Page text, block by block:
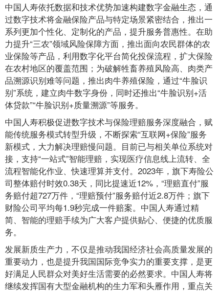
中国人寿依托数据和技术优势加速构建数字金融生态，通
过数字技术将金融保险产品与特定场景紧密结合，推出一
系列更加个性化、定制化的产品，提升服务普惠性。在助
力提升“三农”领域风险保障方面，推出面向农民群体的农
业保险等产品，利用数字化平台简化投保流程，扩大保险
在农村地区的覆盖范围；为破解牲畜养殖风险高、肉类产
品溯源识别难等问题，推出肉牛养殖保险，通过“牛脸识
别”系统，建立肉牛数字身份，同时还推出“牛脸识别+活
体贷款”“牛脸识别+质量溯源”等服务。
中国人寿积极促进数字技术与保险理赔服务深度融合，赋
能传统服务模式转型升级，不断探索“互联网+保险”服务
新模式，大力解决理赔慢问题。目前已与相关单位系统对
接，支持“一站式”智能理赔，实现医疗信息线上流转、全
流程智能化作业、快速理算并支付。2023年，旗下寿险公
司整体赔付时效0.38天，同比提速近12%，“理赔直付”服
务赔付超727万件，“理赔预付”服务赔付近2.8万件；旗下
财险公司平均每1.9秒完成一件赔案。中国人寿通过精
简、智能的理赔手续为广大客户提供贴心、便捷的优质服
务。
发展新质生产力，不仅是推动我国经济社会高质量发展的
重要动力，也是提升我国国际竞争实力的重要支撑，是更
好满足人民群众对美好生活需要的必然要求。中国人寿将
继续发挥国有大型金融机构的生力军和头雁作用，重点关